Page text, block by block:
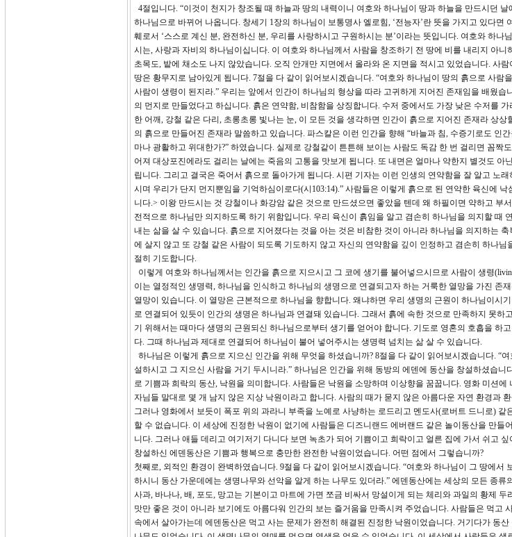
4절입니다. “이것이 천지가 창조될 때 하늘과 땅의 내력이니 여호와 하나님이 땅과 하늘을 만드시던
하나님으로 바뀌어 나옵니다. 창세기 1장의 하나님이 보통명사 엘로힘, ‘전능자’란 뜻을 가지고 있다면
훼로서 ‘스스로 계신 분, 완전하신 분, 우리를 사랑하시고 구원하시는 분’이라는 뜻입니다. 여호와 하나
시는, 사랑과 자비의 하나님이십니다. 이 여호와 하나님께서 사람을 창조하기 전 땅에 비를 내리지 아니
초목도, 밭에 채소도 나지 않았습니다. 오직 안개만 지면에서 올라와 온 지면을 적시고 있었습니다. 사
땅은 황무지로 남아있게 됩니다. 7절을 다 같이 읽어보시겠습니다. “여호와 하나님이 땅의 흙으로 사람
사람이 생령이 된지라.” 우리는 앞에서 인간이 하나님의 형상을 따라 고귀하게 지어진 존재임을 배웠습
의 먼지로 만들었다고 하십니다. 흙은 연약함, 비참함을 상징합니다. 수저 중에서도 가장 낮은 수저를
한 어깨, 강철 같은 다리, 초롱초롱 빛나는 눈, 이 모든 것을 생각하면 인간이 흙으로 지어진 존재라 상
의 흙으로 만들어진 존재라 말씀하고 있습니다. 파스칼은 이런 인간을 향해 “바늘과 침, 수증기로도 인
마나 광활하고 위대한가?” 하였습니다. 실제로 강철같이 튼튼해 보이는 사람도 독감 한 번 걸리면 꼼짝
어져 대상포진에라도 걸리는 날에는 죽음의 고통을 맛보게 됩니다. 또 내면은 얼마나 약한지 별것도 아
립니다. 그리고 결국은 죽어서 흙으로 돌아가게 됩니다. 시편 기자는 이런 인생의 연약함을 잘 알고 노
시며 우리가 단지 먼지뿐임을 기억하심이로다(시103:14).” 사람들은 이렇게 흙으로 된 연약한 육신에
니다.> 이왕 만드시는 것 강철이나 화강암 같은 것으로 만드셨으면 좋았을 텐데 왜 하필이면 약하고 부
전적으로 하나님만 의지하도록 하기 위함입니다. 우리 육신이 흙임을 알고 겸손히 하나님을 의지할 때
내는 삶을 살 수 있습니다. 흙으로 지어졌다는 것을 아는 것은 비참한 것이 아니라 하나님을 의지하는
에 살지 않고 또 강철 같은 사람이 되도록 기도하지 않고 자신의 연약함을 깊이 인정하고 겸손히 하나님
절히 기도합니다.
이렇게 여호와 하나님께서는 인간을 흙으로 지으시고 그 코에 생기를 불어넣으시므로 사람이 생령
이는 열정적인 생명력, 하나님을 인식하고 하나님의 생명으로 연결되고자 하는 거룩한 열망을 가진 존
열망이 있습니다. 이 열망은 근본적으로 하나님을 향합니다. 왜냐하면 우리 생명의 근원이 하나님이시
로 연결되어 있듯이 인간의 생명은 하나님과 연결돼 있습니다. 그래서 흙에 속한 것으로 만족하지 못하
기 위해서는 때마다 생명의 근원되신 하나님으로부터 생기를 얻어야 합니다. 기도로 영혼의 호흡을 하
다. 그때 하나님과 제대로 연결되어 하나님이 불어 넣어주시는 생명력 넘치는 삶 살 수 있습니다.
하나님은 이렇게 흙으로 지으신 인간을 위해 무엇을 하셨습니까? 8절을 다 같이 읽어보시겠습니다. “
설하시고 그 지으신 사람을 거기 두시니라.” 하나님은 인간을 위해 동방의 에덴에 동산을 창설하셨습니
로 기쁨과 희락의 동산, 낙원을 의미합니다. 사람들은 낙원을 소망하며 이상향을 꿈꿉니다. 영화 미션에
자님들 말대로 몇 개 남지 않은 지상 낙원이라고 합니다. 사람의 때가 묻지 않은 아름다운 자연 환경과
그러나 영화에서 보듯이 폭포 위의 과라니 부족을 노예로 사냥하는 로드리고 멘도사(로버트 드니로) 같
할 수 없습니다. 이 세상에 진정한 낙원이 없기에 사람들은 디즈니랜드 에버랜드 같은 놀이동산을 만들
니다. 그러나 애들 데리고 여기저기 다니다 보면 녹초가 되어 기쁨이고 희락이고 얼른 집에 가서 쉬고 싶
창설하신 에덴동산은 기쁨과 행복으로 충만한 완전한 낙원이었습니다. 어떤 점에서 그렇습니까?
첫째로, 외적인 환경이 완벽하였습니다. 9절을 다 같이 읽어보시겠습니다. “여호와 하나님이 그 땅에서
하시니 동산 가운데에는 생명나무와 선악을 알게 하는 나무도 있더라.” 에덴동산에는 세상의 모든 종류
사과, 바나나, 배, 포도, 망고는 기본이고 마트에 가면 쪼금 비싸서 망설이게 되는 체리와 과일의 황제 두
맛만 좋은 것이 아니라 보기에도 아름다워 인간의 보는 즐거움을 만족시켜 주었습니다. 사람들은 먹고
속에서 살아가는데 에덴동산은 먹고 사는 문제가 완전히 해결된 진정한 낙원이었습니다. 거기다가 동